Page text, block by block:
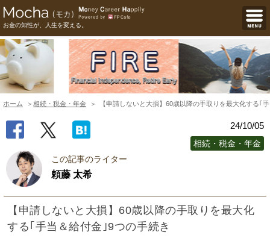
お金の知性が、人生を変える。
ホーム 相続・税金・年金 【申請しないと大損】60歳以降の手取りを最大化する｢
24/10/05
相続・税金・年金
この記事のライター
頼藤 太希
【申請しないと大損】60歳以降の手取りを最大化
する｢手当＆給付金｣9つの手続き